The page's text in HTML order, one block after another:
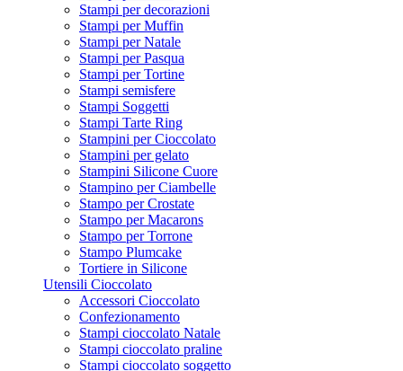
Stampi per decorazioni
Stampi per Muffin
Stampi per Natale
Stampi per Pasqua
Stampi per Tortine
Stampi semisfere
Stampi Soggetti
Stampi Tarte Ring
Stampini per Cioccolato
Stampini per gelato
Stampini Silicone Cuore
Stampino per Ciambelle
Stampo per Crostate
Stampo per Macarons
Stampo per Torrone
Stampo Plumcake
Tortiere in Silicone
Utensili Cioccolato
Accessori Cioccolato
Confezionamento
Stampi cioccolato Natale
Stampi cioccolato praline
Stampi cioccolato soggetto